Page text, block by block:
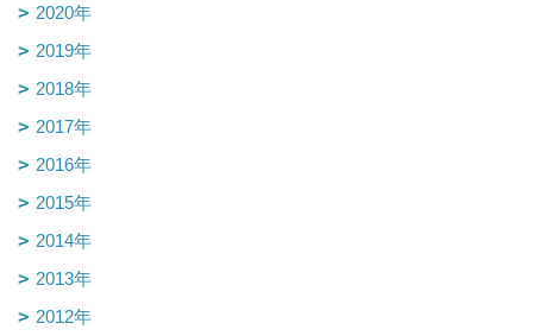
2020年
2019年
2018年
2017年
2016年
2015年
2014年
2013年
2012年